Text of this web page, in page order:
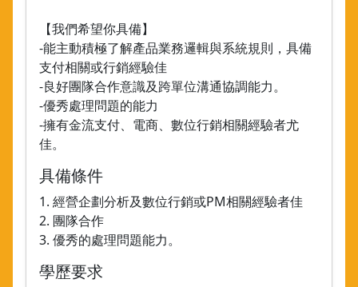
【我們希望你具備】
-能主動積極了解產品業務邏輯與系統規則，具備
支付相關或行銷經驗佳
-良好團隊合作意識及跨單位溝通協調能力。
-優秀處理問題的能力
-擁有金流支付、電商、數位行銷相關經驗者尤
佳。
具備條件
1. 經營企劃分析及數位行銷或PM相關經驗者佳
2. 團隊合作
3. 優秀的處理問題能力。
學歷要求